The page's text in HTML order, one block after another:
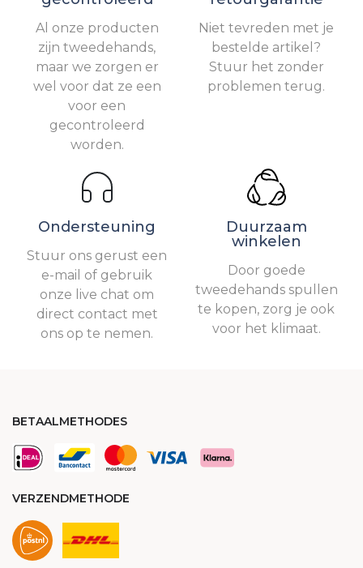
Al onze producten
zijn tweedehands,
maar we zorgen er
wel voor dat ze een
voor een
gecontroleerd
worden.
Niet tevreden met je
bestelde artikel?
Stuur het zonder
problemen terug.
Ondersteuning
Stuur ons gerust een
e-mail of gebruik
onze live chat om
direct contact met
ons op te nemen.
Duurzaam
winkelen
Door goede
tweedehands spullen
te kopen, zorg je ook
voor het klimaat.
BETAALMETHODES
VERZENDMETHODE